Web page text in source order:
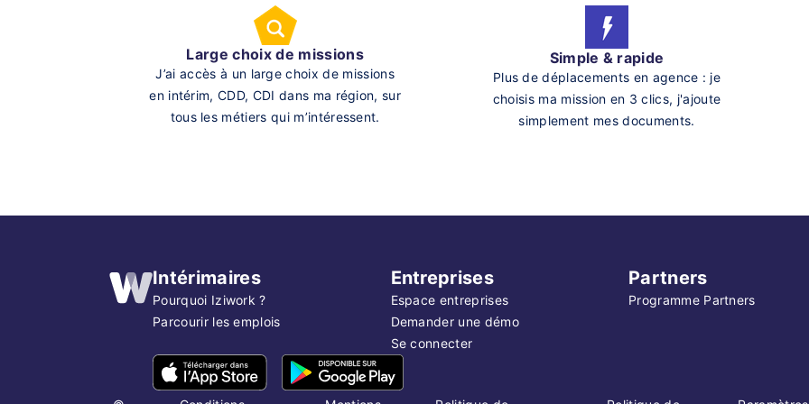
Large choix de missions
J’ai accès à un large choix de missions
en intérim, CDD, CDI dans ma région, sur
tous les métiers qui m’intéressent.
Simple & rapide
Plus de déplacements en agence : je
choisis ma mission en 3 clics, j'ajoute
simplement mes documents.
Intérimaires
Pourquoi Iziwork ?
Parcourir les emplois
Entreprises
Espace entreprises
Demander une démo
Se connecter
Partners
Programme Partners